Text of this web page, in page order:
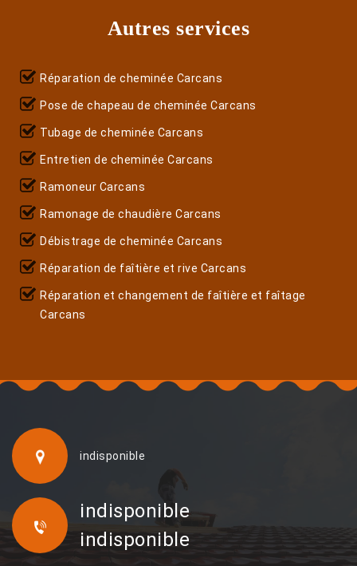
Autres services
Réparation de cheminée Carcans
Pose de chapeau de cheminée Carcans
Tubage de cheminée Carcans
Entretien de cheminée Carcans
Ramoneur Carcans
Ramonage de chaudière Carcans
Débistrage de cheminée Carcans
Réparation de faîtière et rive Carcans
Réparation et changement de faîtière et faîtage
Carcans
indisponible
indisponible
indisponible